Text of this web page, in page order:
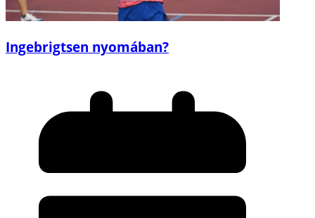
Ingebrigtsen nyomában?